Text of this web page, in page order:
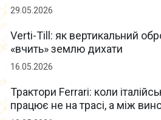
29.05.2026
Verti-Till: як вертикальний
«вчить» землю дихати
16.05.2026
Трактори Ferrari: коли
працює не на трасі, а між